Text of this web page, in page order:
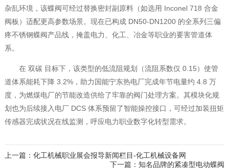
杂乱环境，该蝶阀可经过替换密封副原料（如选用 Inconel 718 合金
阀板）适配更高参数场景。现在已构成 DN50-DN1200 的全系列三偏
疼不锈钢蝶阀产品线，掩盖电力、化工、冶金等职业的要害管道体
系。
在 双碳 目标下，该类型的低流阻规划（流阻系数仅 0.15）使管
道体系能耗下降 3.2%，助力国能宁东热电厂完成年节电量约 4.8 万
度，为燃煤电厂的节能改造供给了牢靠的阀门处理方案。其模块化规
划也为后续接入电厂 DCS 体系预留了智能操控接口，可经过加装扭矩
传感器完成状况在线监测，呼应电力职业数字化转型需求。
上一篇：化工机械职业展会报导新闻栏目-化工机械设备网
下一篇：知名品牌的紧凑型电动蝶阀